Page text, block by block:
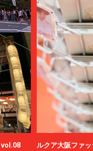
vol.08 ルクア大阪ファ